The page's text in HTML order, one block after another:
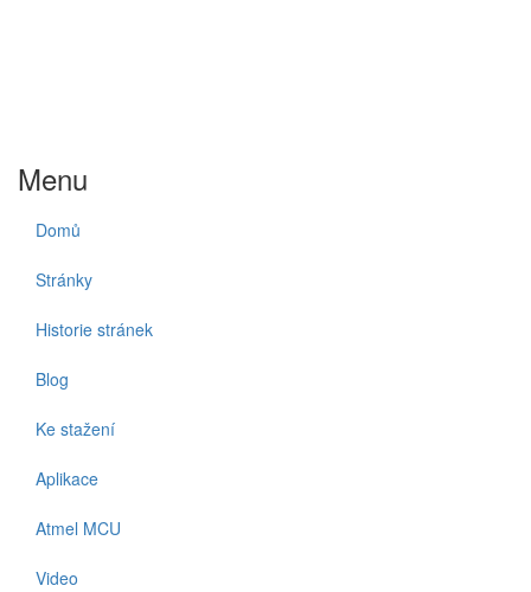
Menu
Domů
Stránky
Historie stránek
Blog
Ke stažení
Aplikace
Atmel MCU
Video